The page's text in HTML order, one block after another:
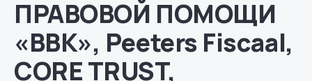
ПРАВОВОЙ ПОМОЩИ
«ВВК», Peeters Fiscaal,
CORE TRUST,